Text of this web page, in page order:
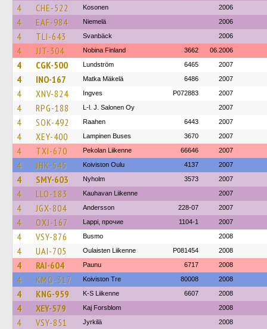
4 CHE-522 Kosonen 2006
4 EAF-984 Niemelä 2006
4 TLI-643 Svanbäck 2006
4 JJT-304 Nobina Finland 3662 06.2006
4 CGK-500 Lundström 6465 2007
4 INO-167 Matka Mäkelä 6486 2007
4 XNV-824 Ingves P072883 2007
4 RPG-188 L-l. J. Salonen Oy 2007
4 SOK-492 Raahen 6443 2007
4 XEY-400 Lampinen Buses 3670 2007
4 TXI-670 Pekolan Liikenne 66646 2007
4 JHK-545 Koiviston Oulu 4137 2007
4 SMY-603 Nyholm 3573 2007
4 LLO-183 Kauhavan Liikenne 2007
4 JGX-804 Andersson 228-07 2007
4 OXJ-167 Lappi, прочие 1104-1 2007
4 VSY-876 Busmo 2008
4 UAI-705 Oulaisten Liikenne P081454 2008
4 RAI-604 Paunu 6717 2008
4 KMO-317 Koiviston Tre 80008 2008
4 KNG-959 K-S Liikenne 6607 2008
4 XEY-579 Kaj Forsblom 2008
4 VSY-851 Jyrkilä 2008